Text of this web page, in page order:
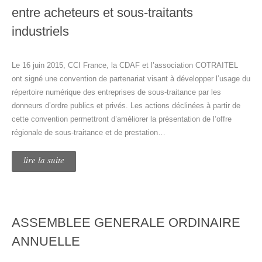
entre acheteurs et sous-traitants
industriels
Le 16 juin 2015, CCI France, la CDAF et l’association COTRAITEL
ont signé une convention de partenariat visant à développer l’usage du
répertoire numérique des entreprises de sous-traitance par les
donneurs d’ordre publics et privés. Les actions déclinées à partir de
cette convention permettront d’améliorer la présentation de l’offre
régionale de sous-traitance et de prestation…
lire la suite
ASSEMBLEE GENERALE ORDINAIRE
ANNUELLE